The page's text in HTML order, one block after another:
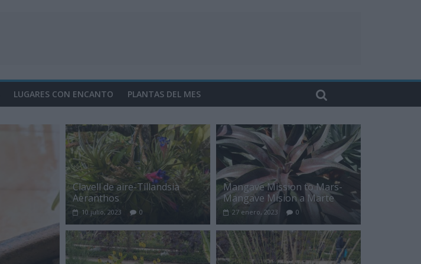
LUGARES CON ENCANTO PLANTAS DEL MES
Clavell de aire-Tillandsia
Aeranthos
10 julio, 2023 0
Mangave Mission to Mars-
Mangave Mision a Marte
27 enero, 2023 0